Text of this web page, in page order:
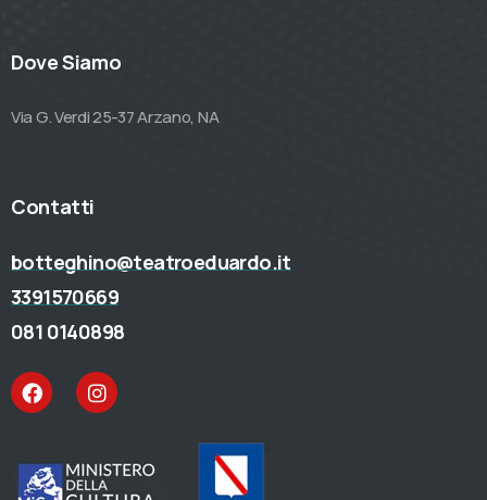
Dove Siamo
Via G. Verdi 25-37 Arzano, NA
Contatti
botteghino@teatroeduardo.it
3391570669
081 0140898